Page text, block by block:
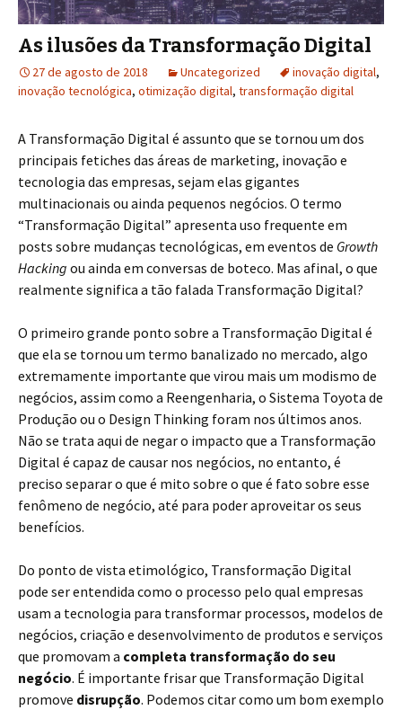
As ilusões da Transformação Digital
27 de agosto de 2018 Uncategorized inovação digital,
inovação tecnológica, otimização digital, transformação digital
A Transformação Digital é assunto que se tornou um dos
principais fetiches das áreas de marketing, inovação e
tecnologia das empresas, sejam elas gigantes
multinacionais ou ainda pequenos negócios. O termo
“Transformação Digital” apresenta uso frequente em
posts sobre mudanças tecnológicas, em eventos de Growth
Hacking ou ainda em conversas de boteco. Mas afinal, o que
realmente significa a tão falada Transformação Digital?
O primeiro grande ponto sobre a Transformação Digital é
que ela se tornou um termo banalizado no mercado, algo
extremamente importante que virou mais um modismo de
negócios, assim como a Reengenharia, o Sistema Toyota de
Produção ou o Design Thinking foram nos últimos anos.
Não se trata aqui de negar o impacto que a Transformação
Digital é capaz de causar nos negócios, no entanto, é
preciso separar o que é mito sobre o que é fato sobre esse
fenômeno de negócio, até para poder aproveitar os seus
benefícios.
Do ponto de vista etimológico, Transformação Digital
pode ser entendida como o processo pelo qual empresas
usam a tecnologia para transformar processos, modelos de
negócios, criação e desenvolvimento de produtos e serviços
que promovam a completa transformação do seu
negócio. É importante frisar que Transformação Digital
promove disrupção. Podemos citar como um bom exemplo